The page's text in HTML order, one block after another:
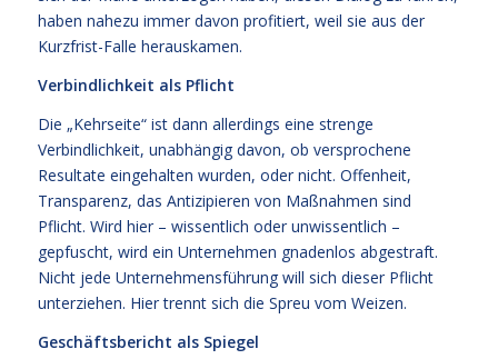
haben nahezu immer davon profitiert, weil sie aus der
Kurzfrist-Falle herauskamen.
Verbindlichkeit als Pflicht
Die „Kehrseite“ ist dann allerdings eine strenge
Verbindlichkeit, unabhängig davon, ob versprochene
Resultate eingehalten wurden, oder nicht. Offenheit,
Transparenz, das Antizipieren von Maßnahmen sind
Pflicht. Wird hier – wissentlich oder unwissentlich –
gepfuscht, wird ein Unternehmen gnadenlos abgestraft.
Nicht jede Unternehmensführung will sich dieser Pflicht
unterziehen. Hier trennt sich die Spreu vom Weizen.
Geschäftsbericht als Spiegel